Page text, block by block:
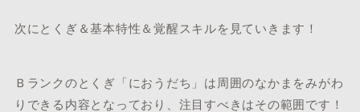
次にとくぎ＆基本特性＆覚醒スキルを見ていきます！
Ｂランクのとくぎ「におうだち」は周囲のなかまをみがわ
りできる内容となっており、注目すべきはその範囲です！